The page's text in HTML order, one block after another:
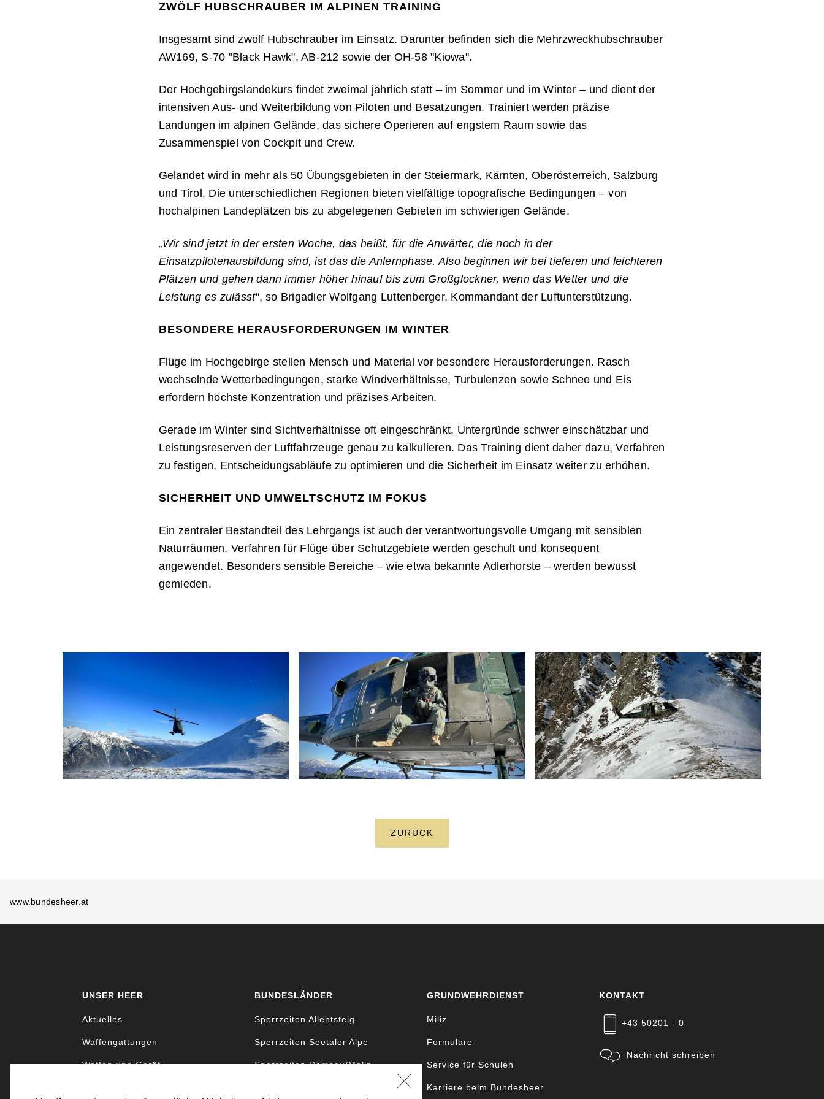
ZWÖLF HUBSCHRAUBER IM ALPINEN TRAINING
Insgesamt sind zwölf Hubschrauber im Einsatz. Darunter befinden sich die Mehrzweckhubschrauber
AW169, S-70 "Black Hawk",AB-212 sowie der OH-58 "Kiowa".
Der Hochgebirgslandekurs findet zweimal jährlich statt – im Sommer und im Winter – und dient der
intensiven Aus- und Weiterbildung von Piloten und Besatzungen. Trainiert werden präzise
Landungen im alpinen Gelände, das sichere Operieren auf engstem Raum sowie das
Zusammenspiel von Cockpit und Crew.
Gelandet wird in mehr als 50 Übungsgebieten in der Steiermark, Kärnten, Oberösterreich, Salzburg
und Tirol. Die unterschiedlichen Regionen bieten vielfältige topografische Bedingungen – von
hochalpinen Landeplätzen bis zu abgelegenen Gebieten im schwierigen Gelände.
„Wir sind jetzt in der ersten Woche, das heißt, für die Anwärter, die noch in der
Einsatzpilotenausbildung sind, ist das die Anlernphase. Also beginnen wir bei tieferen und leichteren
Plätzen und gehen dann immer höher hinauf bis zum Großglockner, wenn das Wetter und die
Leistung es zulässt", so Brigadier Wolfgang Luttenberger, Kommandant der Luftunterstützung.
BESONDERE HERAUSFORDERUNGEN IM WINTER
Flüge im Hochgebirge stellen Mensch und Material vor besondere Herausforderungen. Rasch
wechselnde Wetterbedingungen, starke Windverhältnisse, Turbulenzen sowie Schnee und Eis
erfordern höchste Konzentration und präzises Arbeiten.
Gerade im Winter sind Sichtverhältnisse oft eingeschränkt, Untergründe schwer einschätzbar und
Leistungsreserven der Luftfahrzeuge genau zu kalkulieren. Das Training dient daher dazu, Verfahren
zu festigen, Entscheidungsabläufe zu optimieren und die Sicherheit im Einsatz weiter zu erhöhen.
SICHERHEIT UND UMWELTSCHUTZ IM FOKUS
Ein zentraler Bestandteil des Lehrgangs ist auch der verantwortungsvolle Umgang mit sensiblen
Naturräumen. Verfahren für Flüge über Schutzgebiete werden geschult und konsequent
angewendet. Besonders sensible Bereiche – wie etwa bekannte Adlerhorste – werden bewusst
gemieden.
ZURÜCK
www.bundesheer.at
UNSER HEER
Aktuelles
Waffengattungen
Waffen und Gerät
BUNDESLÄNDER
Sperrzeiten Allentsteig
Sperrzeiten Seetaler Alpe
Sperrzeiten Ramsau/Molln
GRUNDWEHRDIENST
Miliz
Formulare
Service für Schulen
Karriere beim Bundesheer
KONTAKT
+43 50201 - 0
Nachricht schreiben